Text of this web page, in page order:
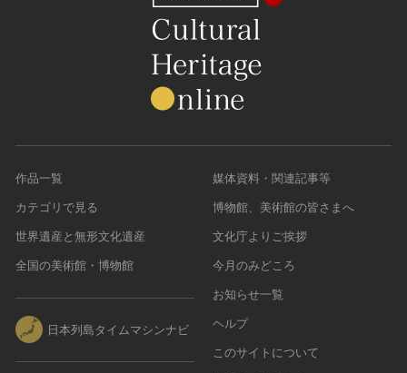
作品一覧
カテゴリで見る
世界遺産と無形文化遺産
全国の美術館・博物館
日本列島タイムマシンナビ
媒体資料・関連記事等
博物館、美術館の皆さまへ
文化庁よりご挨拶
今月のみどころ
お知らせ一覧
ヘルプ
このサイトについて